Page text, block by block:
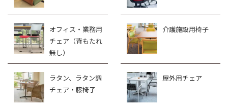
オフィス・業務用
チェア（背もたれ
無し）
介護施設用椅子
ラタン、ラタン調
チェア・籐椅子
屋外用チェア